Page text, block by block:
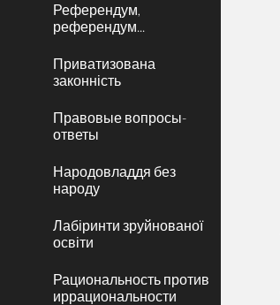
Референдум,
референдум...
Приватизована
законність
Правовые вопросы-
ответы
Народовладдя без
народу
Лабіринти зруйнованої
освіти
Рациональность против
иррациональности